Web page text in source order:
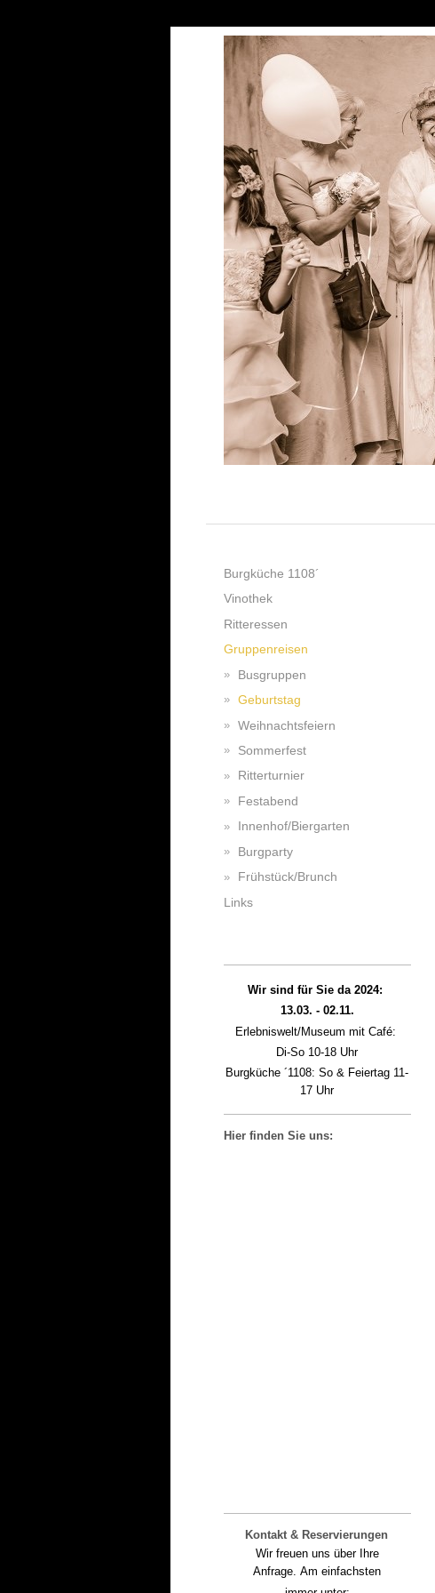
Burgküche 1108´
Vinothek
Ritteressen
Gruppenreisen
Busgruppen
Geburtstag
Weihnachtsfeiern
Sommerfest
Ritterturnier
Festabend
Innenhof/Biergarten
Burgparty
Frühstück/Brunch
Links
Wir sind für Sie da 2024:
13.03. - 02.11.
Erlebniswelt/Museum mit Café:
Di-So 10-18 Uhr
Burgküche ´1108: So & Feiertag 11-
17 Uhr
Hier finden Sie uns:
Kontakt & Reservierungen
Wir freuen uns über Ihre
Anfrage.Am einfachsten